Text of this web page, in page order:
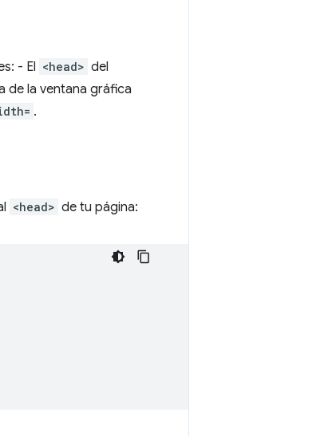
- El <head> del
de la ventana gráfica
.
<head> de tu página: